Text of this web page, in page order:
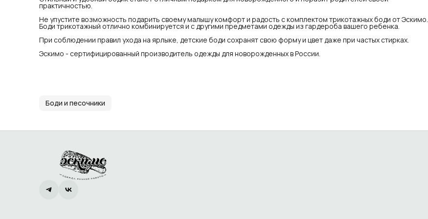
практичностью.
Не упустите возможность подарить своему малышу комфорт и радость с комплектом трикотажных боди от Эскимо.
Боди трикотажный отлично комбинируется и с другими предметами одежды из гардероба вашего ребенка.
При соблюдении правил ухода на ярлыке, детские боди сохранят свою форму и цвет даже при частых стирках.
Эскимо - сертифицированный производитель одежды для новорожденных в России.
Боди и песочники